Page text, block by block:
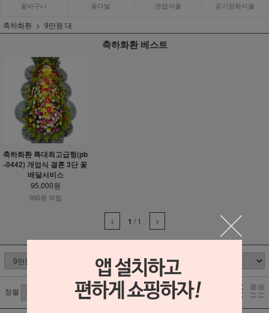
꽃바구니 꽃다발 관엽식물 공기정화식물
축하화환 9만원 대
축하화환 베스트
축하화환 특대최고급형(pb
-0442) 개업식 결혼 3단 꽃
배달서비스
95,000원
950원 적립
1 / 1
정렬